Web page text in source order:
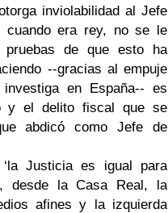
inviolabilidad al Jefe
era rey, no se le
de que esto ha
--gracias al empuje
en España-- es
y el delito fiscal que se
abdicó como Jefe de
Justicia es igual para
desde la Casa Real, la
afines y la izquierda